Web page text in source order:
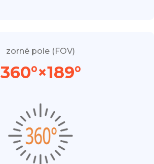
360°×189°
zorné pole (FOV)